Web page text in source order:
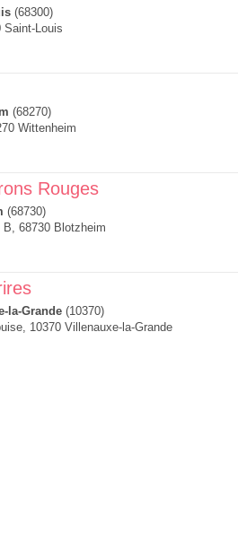
(68300)
Saint-Louis
(68270)
Wittenheim
Rouges
(68730)
68730 Blotzheim
la-Grande (10370)
10370 Villenauxe-la-Grande